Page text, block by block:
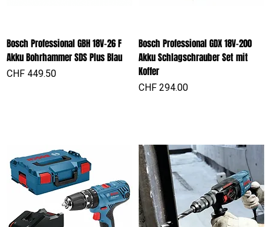
Bosch Professional GBH 18V-26 F
Akku Bohrhammer SDS Plus Blau
Preis
CHF 449.50
Bosch Professional GDX 18V-200
Akku Schlagschrauber Set mit
Koffer
Preis
CHF 294.00